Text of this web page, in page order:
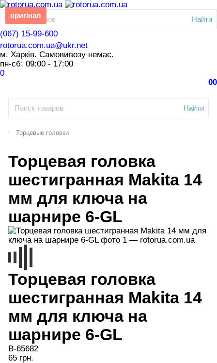
Найти
(067) 15-99-600
rotorua.com.ua@ukr.net
м. Харків. Самовивозу немає.
пн-сб: 09:00 - 17:00
0
00
Найти
Торцевые головки
Торцевая головка
шестигранная Makita 14
мм для ключа на
шарнире 6-GL
оригінал
Торцевая головка
шестигранная Makita 14
мм для ключа на
шарнире 6-GL
B-65682
65 грн.